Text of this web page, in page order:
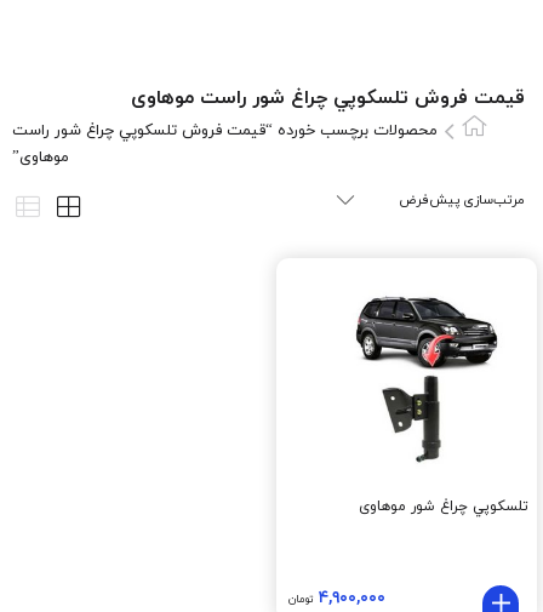
قیمت فروش تلسکوپي چراغ شور راست موهاوی
محصولات برچسب خورده “قیمت فروش تلسکوپي چراغ شور راست
موهاوی”
تلسکوپي چراغ شور موهاوی
۴,۹۰۰,۰۰۰ تومان